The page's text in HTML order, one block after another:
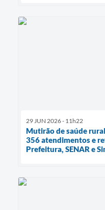
29 JUN 2026 - 11h22
Mutirão de saúde
356 atendimentos e
Prefeitura, SENAR e